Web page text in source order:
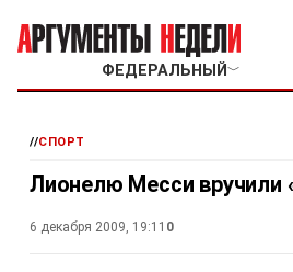
ФЕДЕРАЛЬНЫЙ ﹀
//СПОРТ
Лионелю Месси вручили
6 декабря 2009, 19:11 0